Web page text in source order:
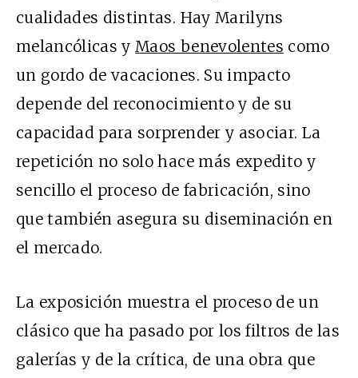
cualidades distintas. Hay Marilyns
melancólicas yMaos benevolentes como
un gordo de vacaciones. Su impacto
depende del reconocimiento y de su
capacidad para sorprender y asociar. La
repetición no solo hace más expedito y
sencillo el proceso de fabricación, sino
que también asegura su diseminación en
el mercado.
La exposición muestra el proceso de un
clásico que ha pasado por los filtros de las
galerías y de la crítica, de una obra que